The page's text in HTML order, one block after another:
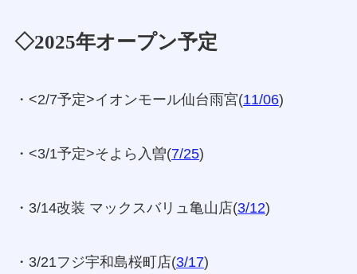
◇2025年オープン予定
・<2/7予定>イオンモール仙台雨宮(11/06)
・<3/1予定>そよら入曽(7/25)
・3/14改装 マックスバリュ亀山店(3/12)
・3/21フジ宇和島桜町店(3/17)